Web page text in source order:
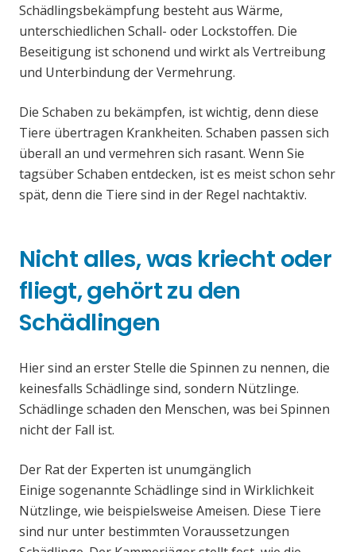
Schädlingsbekämpfung besteht aus Wärme,
unterschiedlichen Schall- oder Lockstoffen. Die
Beseitigung ist schonend und wirkt als Vertreibung
und Unterbindung der Vermehrung.
Die Schaben zu bekämpfen, ist wichtig, denn diese
Tiere übertragen Krankheiten. Schaben passen sich
überall an und vermehren sich rasant. Wenn Sie
tagsüber Schaben entdecken, ist es meist schon sehr
spät, denn die Tiere sind in der Regel nachtaktiv.
Nicht alles, was kriecht oder
fliegt, gehört zu den
Schädlingen
Hier sind an erster Stelle die Spinnen zu nennen, die
keinesfalls Schädlinge sind, sondern Nützlinge.
Schädlinge schaden den Menschen, was bei Spinnen
nicht der Fall ist.
Der Rat der Experten ist unumgänglich
Einige sogenannte Schädlinge sind in Wirklichkeit
Nützlinge, wie beispielsweise Ameisen. Diese Tiere
sind nur unter bestimmten Voraussetzungen